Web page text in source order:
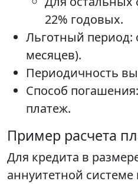
22% годовых.
Льготный период:
месяцев).
Периодичность
Способ
платеж.
Пример расчета
Для кредита в
аннуитетной